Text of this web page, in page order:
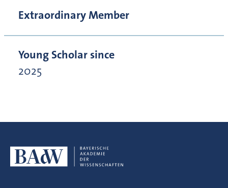
Extraordinary Member
Young Scholar since
2025